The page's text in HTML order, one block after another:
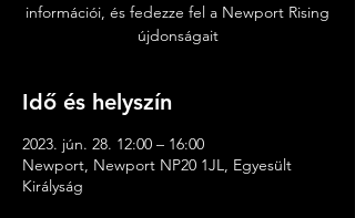
információi, és fedezze fel a Newport Rising
újdonságait
Idő és helyszín
2023. jún. 28. 12:00 – 16:00
Newport, Newport NP20 1JL, Egyesült
Királyság